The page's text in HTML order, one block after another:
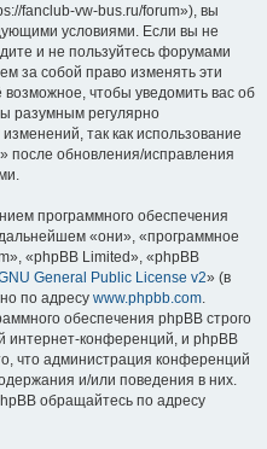
fanclub-vw-bus.ru/forum»), вы
условиями. Если вы не
и не пользуйтесь форумами
за собой право изменять эти
чтобы уведомить вас об
разумным регулярно
так как использование
после обновления/исправления
программного обеспечения
«они», «программное
«phpBB Limited», «phpBB
General Public License v2» (в
по адресу www.phpbb.com
обеспечения phpBB строго
интернет-конференций, и phpBB
что администрация конференций
и/или поведения в них.
обращайтесь по адресу